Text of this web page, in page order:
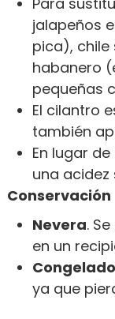
jalapeños
pica),
habanero
pequeñas
El cilantro
también
En lugar
una acidez
Conservación
Nevera.
en un
ya que